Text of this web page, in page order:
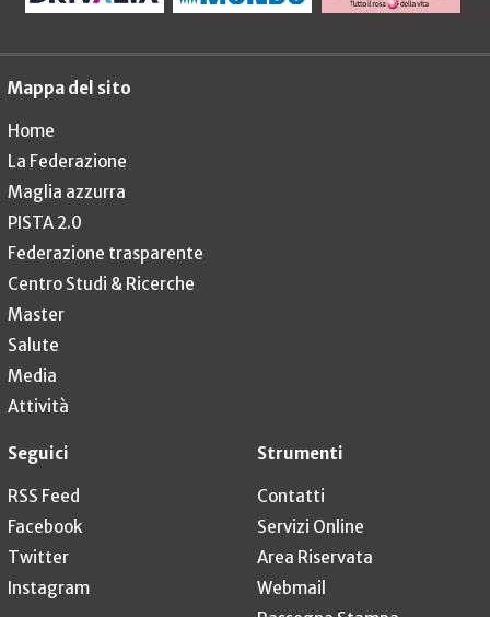
Mappa del sito
Home
La Federazione
Maglia azzurra
PISTA 2.0
Federazione trasparente
Centro Studi & Ricerche
Master
Salute
Media
Attività
Seguici
RSS Feed
Facebook
Twitter
Instagram
Strumenti
Contatti
Servizi Online
Area Riservata
Webmail